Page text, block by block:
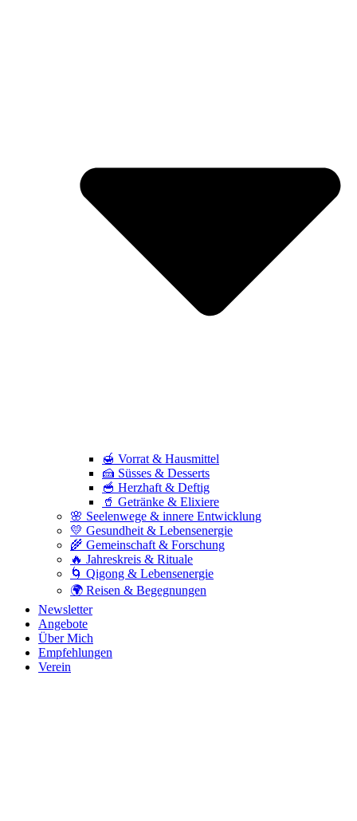
🍯 Vorrat & Hausmittel
🍰 Süsses & Desserts
🥣 Herzhaft & Deftig
🥤 Getränke & Elixiere
🌸 Seelenwege & innere Entwicklung
💛 Gesundheit & Lebensenergie
🌾 Gemeinschaft & Forschung
🔥 Jahreskreis & Rituale
🌀 Qigong & Lebensenergie
🌍 Reisen & Begegnungen
Newsletter
Angebote
Über Mich
Empfehlungen
Verein